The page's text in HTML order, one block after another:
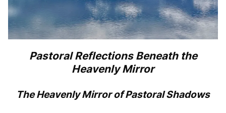
Pastoral Reflections Beneath the
Heavenly Mirror
The Heavenly Mirror of Pastoral Shadows